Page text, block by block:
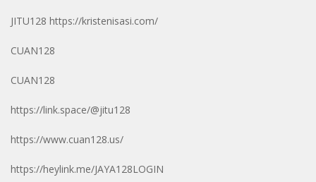
JITU128 https://kristenisasi.com/
CUAN128
CUAN128
https://link.space/@jitu128
https://www.cuan128.us/
https://heylink.me/JAYA128LOGIN